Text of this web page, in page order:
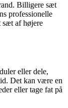
Billigere sæt
professionelle
sæt af højere
eller dele,
Det kan være en
eller tage fat på